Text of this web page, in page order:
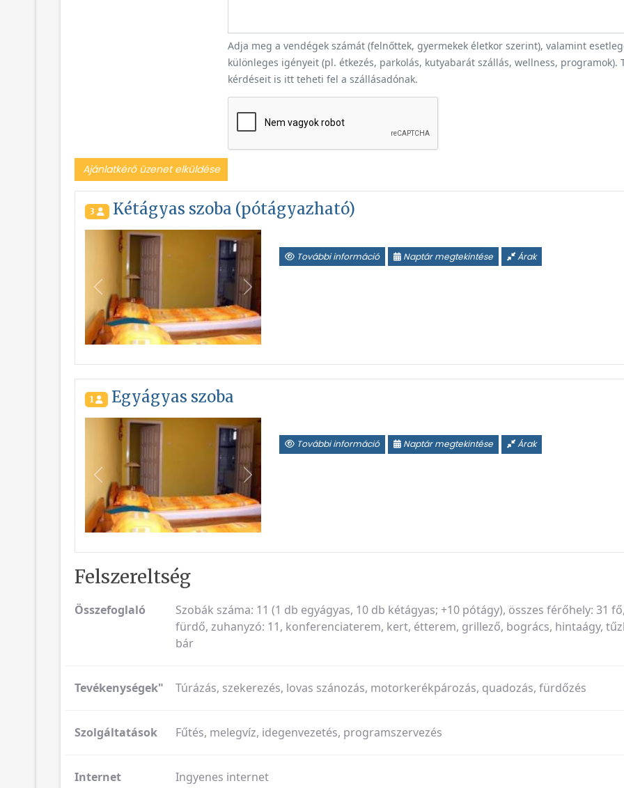
Adja meg a vendégek számát (felnőttek, gyermekek életkor szerint), valamint
különleges igényeit (pl. étkezés, parkolás, kutyabarát szállás, wellness, programok).
kérdéseit is itt teheti fel a szállásadónak.
Ajánlatkérő üzenet elküldése
3 Kétágyas szoba (pótágyazható)
Vissza Következő
További információ Naptár megtekintése Árak
1 Egyágyas szoba
Vissza Következő
További információ Naptár megtekintése Árak
Felszereltség
Összefoglaló
Szobák száma: 11 (1 db egyágyas, 10 db kétágyas; +10 pótágy), összes férőhely: 31 fő,
fürdő, zuhanyzó: 11, konferenciaterem, kert, étterem, grillező, bogrács, hintaágy,
bár
Tevékenységek" Túrázás, szekerezés, lovas szánozás, motorkerékpározás, quadozás, fürdőzés
Szolgáltatások Fűtés, melegvíz, idegenvezetés, programszervezés
Internet Ingyenes internet